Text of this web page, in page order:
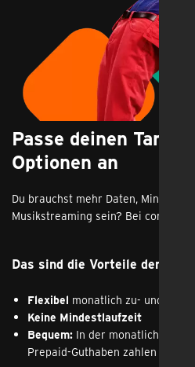
Passe deinen Tarif
Optionen an
Du brauchst mehr Daten, Minuten
Musikstreaming sein? Bei congstar
Das sind die Vorteile der
Flexibel monatlich zu- und
Keine Mindestlaufzeit
Bequem: In der monatlichen
Prepaid-Guthaben zahlen